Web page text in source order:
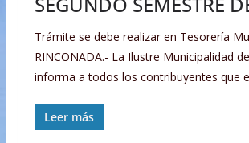
Trámite se debe realizar en Tesorería
RINCONADA.- La Ilustre Municipalidad
informa a todos los contribuyentes que
Leer más